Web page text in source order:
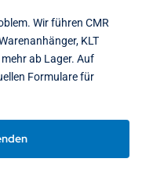
Wir führen CMR
KLT
ab Lager. Auf
Formulare für